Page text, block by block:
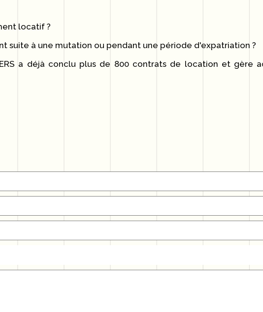
locatif ?
suite à une mutation ou pendant une période d'expatriation ?
a déjà conclu plus de 800 contrats de location et gère